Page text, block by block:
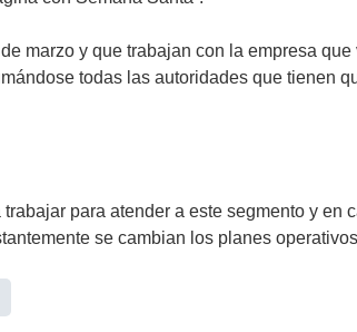
marzo y que trabajan con la empresa
todas las autoridades que tienen
para atender a este segmento y
se cambian los planes